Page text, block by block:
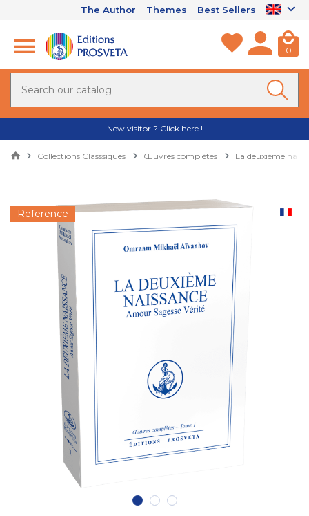
The Author Themes Best Sellers
0
New visitor ? Click here !
Collections Classsiques Œuvres complètes La deuxième
Reference